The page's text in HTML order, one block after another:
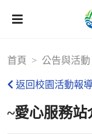
首頁 公告與活動
返回校園活動報
~愛心服務站